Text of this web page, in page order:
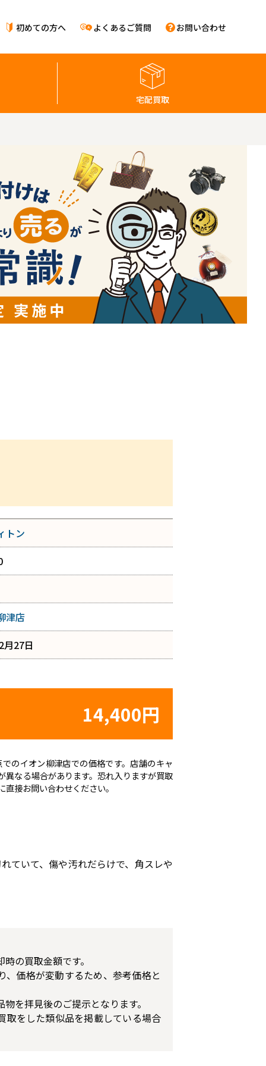
初めての方へ よくあるご質問 お問い合わせ
宅配買取
トン
津店
月27日
14,400円
のイオン柳津店での価格です。店舗のキャ
異なる場合があります。恐れ入りますが買取
接お問い合わせください。
ていて、傷や汚れだらけで、角スレや
の買取金額です。
、価格が変動するため、参考価格と
を拝見後のご提示となります。
取をした類似品を掲載している場合